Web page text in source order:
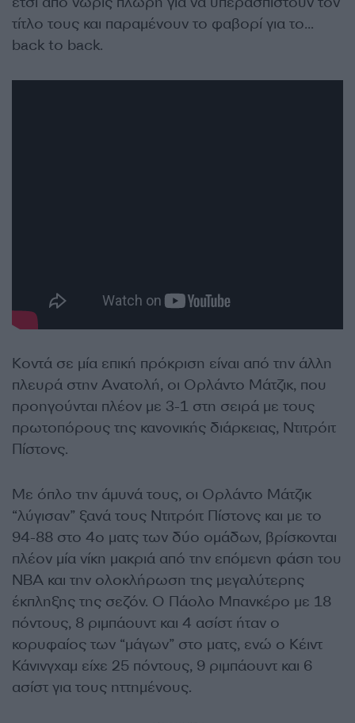
τίτλο τους και παραμένουν το φαβορί για το…
back to back.
Κοντά σε μία επική πρόκριση είναι από την άλλη
πλευρά στην Ανατολή, οι Ορλάντο Μάτζικ, που
προηγούνται πλέον με 3-1 στη σειρά με τους
πρωτοπόρους της κανονικής διάρκειας, Ντιτρόιτ
Πίστονς.
Με όπλο την άμυνά τους, οι Ορλάντο Μάτζικ
“λύγισαν” ξανά τους Ντιτρόιτ Πίστονς και με το
94-88 στο 4ο ματς των δύο ομάδων, βρίσκονται
πλέον μία νίκη μακριά από την επόμενη φάση του
NBA και την ολοκλήρωση της μεγαλύτερης
έκπληξης της σεζόν. O Πάολο Μπανκέρο με 18
πόντους, 8 ριμπάουντ και 4 ασίστ ήταν ο
κορυφαίος των “μάγων” στο ματς, ενώ ο Κέιντ
Κάνινγχαμ είχε 25 πόντους, 9 ριμπάουντ και 6
ασίστ για τους ηττημένους.